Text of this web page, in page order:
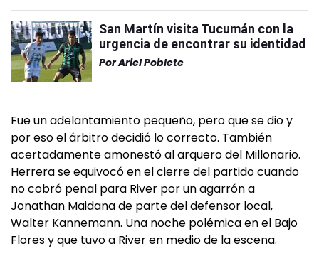
San Martín visita Tucumán con la
urgencia de encontrar su identidad
PorAriel Poblete
Fue un adelantamiento pequeño, pero que se dio y
por eso el árbitro decidió lo correcto. También
acertadamente amonestó al arquero del Millonario.
Herrera se equivocó en el cierre del partido cuando
no cobró penal para River por un agarrón a
Jonathan Maidana de parte del defensor local,
Walter Kannemann. Una noche polémica en el Bajo
Flores y que tuvo a River en medio de la escena.